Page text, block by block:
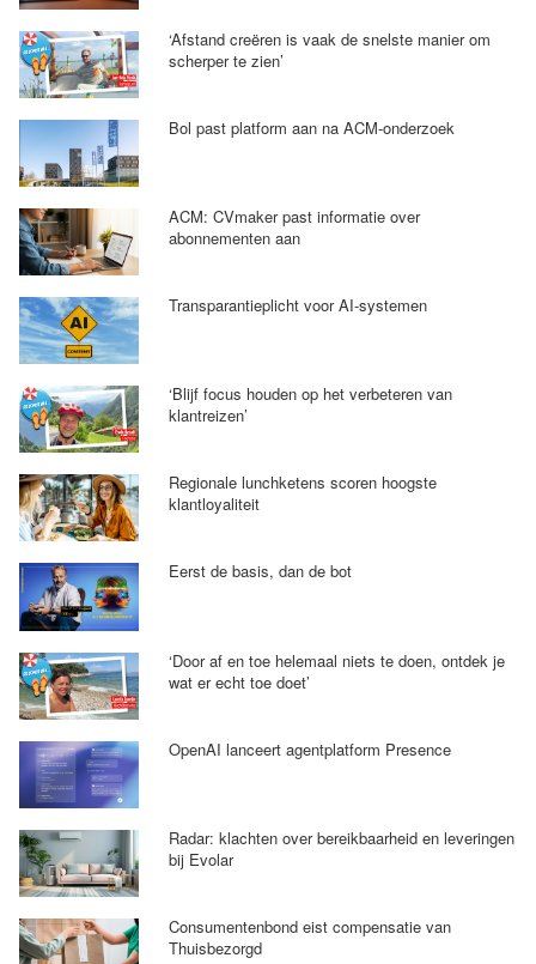
‘Afstand creëren is vaak de snelste manier om
scherper te zien’
Bol past platform aan na ACM-onderzoek
ACM: CVmaker past informatie over
abonnementen aan
Transparantieplicht voor AI-systemen
‘Blijf focus houden op het verbeteren van
klantreizen’
Regionale lunchketens scoren hoogste
klantloyaliteit
Eerst de basis, dan de bot
‘Door af en toe helemaal niets te doen, ontdek je
wat er echt toe doet’
OpenAI lanceert agentplatform Presence
Radar: klachten over bereikbaarheid en leveringen
bij Evolar
Consumentenbond eist compensatie van
Thuisbezorgd